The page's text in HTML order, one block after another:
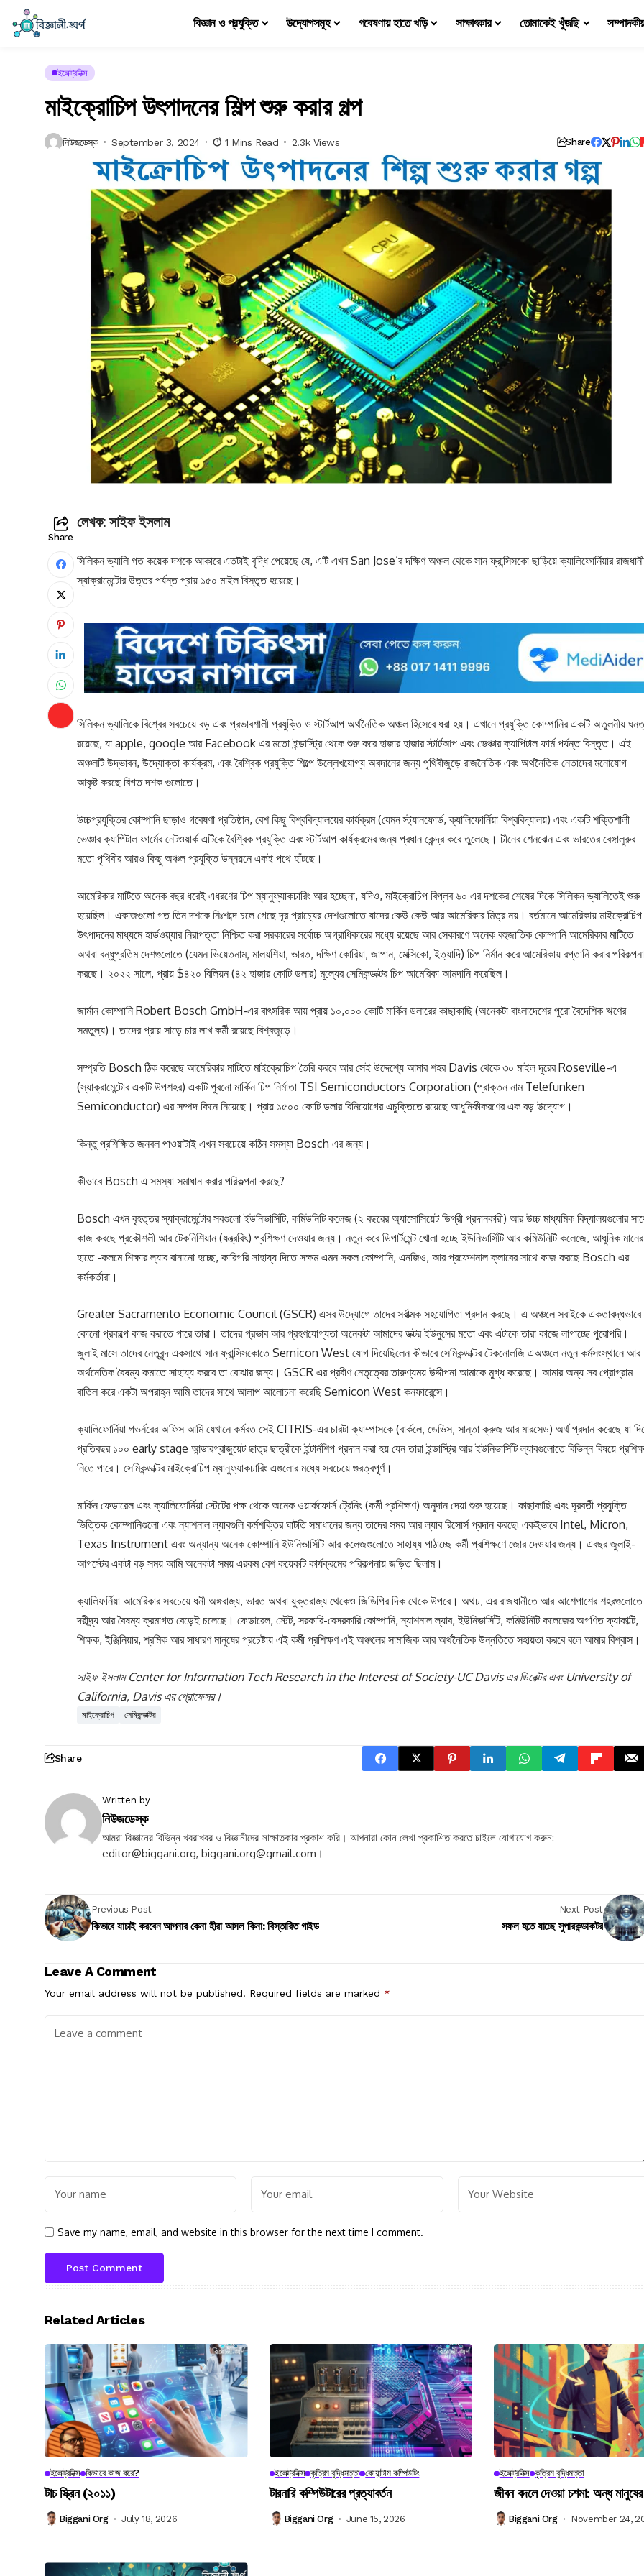
বিজ্ঞান ও প্রযুক্তি উদ্যোগসমূহ গবেষণায় হাতে খড়ি সাক্ষাৎকার তোমাকেই খুঁজছি
ইলেক্ট্রনিক্স
মাইক্রোচিপ উৎপাদনের শিল্প শুরু করার গল্প
নিউজডেস্ক September 3, 2024 1 Mins Read 2.3k Views Share
Share
লেখক: সাইফ ইসলাম
সিলিকন ভ্যালি গত কয়েক দশকে আকারে এতটাই বৃদ্ধি পেয়েছে যে, এটি এখন San Jose’র দক্ষিণ অঞ্চল থেকে সান ফ্রান্সিসকো ছাড়িয়ে ক্যালিফোর্নিয়ার রাজধানী
স্যাক্রামেন্টোর উত্তর পর্যন্ত প্রায় ১৫০ মাইল বিস্তৃত হয়েছে।
সিলিকন ভ্যালিকে বিশ্বের সবচেয়ে বড় এবং প্রভাবশালী প্রযুক্তি ও স্টার্টআপ অর্থনৈতিক অঞ্চল হিসেবে ধরা হয়। এখানে প্রযুক্তি কোম্পানির একটি অতুলনীয়
রয়েছে, যা apple, google আর Facebook এর মতো ইন্ডাস্ট্রি থেকে শুরু করে হাজার হাজার স্টার্টআপ এবং ভেঞ্চার ক্যাপিটাল ফার্ম পর্যন্ত বিস্তৃত। এই
অঞ্চলটি উদ্ভাবন, উদ্যোক্তা কার্যক্রম, এবং বৈশ্বিক প্রযুক্তি শিল্পে উল্লেখযোগ্য অবদানের জন্য পৃথিবীজুড়ে রাজনৈতিক এবং অর্থনৈতিক নেতাদের মনোযোগ
আকৃষ্ট করছে বিগত দশক গুলোতে।
উচ্চপ্রযুক্তির কোম্পানি ছাড়াও গবেষণা প্রতিষ্ঠান, বেশ কিছু বিশ্ববিদ্যালয়ের কার্যক্রম (যেমন স্ট্যানফোর্ড, ক্যালিফোর্নিয়া বিশ্ববিদ্যালয়) এবং একটি শক্তিশালী
ভেঞ্চার ক্যাপিটাল ফার্মের নেটওয়ার্ক এটিকে বৈশ্বিক প্রযুক্তি এবং স্টার্টআপ কার্যক্রমের জন্য প্রধান কেন্দ্র করে তুলেছে। চীনের শেনঝেন এবং ভারতের বেঙ্গালুরুর
মতো পৃথিবীর আরও কিছু অঞ্চল প্রযুক্তি উন্নয়নে একই পথে হাঁটছে।
আমেরিকার মাটিতে অনেক বছর ধরেই এধরণের চিপ ম্যানুফ্যাকচারিং আর হচ্ছেনা, যদিও, মাইক্রোচিপ বিপ্লব ৬০ এর দশকের শেষের দিকে সিলিকন ভ্যালিতেই শুরু
হয়েছিল। একাজগুলো গত তিন দশকে নিঃশব্দে চলে গেছে দূর প্রাচ্যের দেশগুলোতে যাদের কেউ কেউ আর আমেরিকার মিত্র নয়। বর্তমানে আমেরিকায় মাইক্রোচিপ
উৎপাদনের মাধ্যমে হার্ডওয়্যার নিরাপত্তা নিশ্চিত করা সরকারের সর্বোচ্চ অগ্রাধিকারের মধ্যে রয়েছে আর সেকারণে অনেক বহুজাতিক কোম্পানি আমেরিকার মাটিতে
অথবা বন্ধুপ্রতিম দেশগুলোতে (যেমন ভিয়েতনাম, মালয়শিয়া, ভারত, দক্ষিণ কোরিয়া, জাপান, মেক্সিকো, ইত্যাদি) চিপ নির্মান করে আমেরিকায় রপ্তানি করার পরিকল্পনা
করছে। ২০২২ সালে, প্রায় $৪২০ বিলিয়ন (৪২ হাজার কোটি ডলার) মূল্যের সেমিকন্ডাক্টর চিপ আমেরিকা আমদানি করেছিল।
জার্মান কোম্পানি Robert Bosch GmbH-এর বাৎসরিক আয় প্রায় ১০,০০০ কোটি মার্কিন ডলারের কাছাকাছি (অনেকটা বাংলাদেশের পুরো বৈদেশিক ঋণের
সমতুল্য)। তাদের প্রায় সাড়ে চার লাখ কর্মী রয়েছে বিশ্বজুড়ে।
সম্প্রতি Bosch ঠিক করেছে আমেরিকার মাটিতে মাইক্রোচিপ তৈরি করবে আর সেই উদ্দেশ্যে আমার শহর Davis থেকে ৩০ মাইল দূরের Roseville-এ
(স্যাক্রামেন্টোর একটি উপশহর) একটি পুরনো মার্কিন চিপ নির্মাতা TSI Semiconductors Corporation (প্রাক্তন নাম Telefunken
Semiconductor) এর সম্পদ কিনে নিয়েছে। প্রায় ১৫০০ কোটি ডলার বিনিয়োগের এচুক্তিতে রয়েছে আধুনিকীকরণের এক বড় উদ্যোগ।
কিন্তু প্রশিক্ষিত জনবল পাওয়াটাই এখন সবচেয়ে কঠিন সমস্যা Bosch এর জন্য।
কীভাবে Bosch এ সমস্যা সমাধান করার পরিকল্পনা করছে?
Bosch এখন বৃহত্তর স্যাক্রামেন্টোর সবগুলো ইউনিভার্সিটি, কমিউনিটি কলেজ (২ বছরের অ্যাসোসিয়েট ডিগ্রী প্রদানকারী) আর উচ্চ মাধ্যমিক বিদ্যালয়গুলোর
কাজ করছে প্রকৌশলী আর টেকনিশিয়ান (যন্ত্রবিৎ) প্রশিক্ষণ দেওয়ার জন্য। নতুন করে ডিপার্টমেন্ট খোলা হচ্ছে ইউনিভার্সিটি আর কমিউনিটি কলেজে, আধুনিক মানের
হাতে -কলমে শিক্ষার ল্যাব বানানো হচ্ছে, কারিগরি সাহায্য দিতে সক্ষম এমন সকল কোম্পানি, এনজিও, আর প্রফেশনাল ক্লাবের সাথে কাজ করছে Bosch এর
কর্মকর্তারা।
Greater Sacramento Economic Council (GSCR) এসব উদ্যোগে তাদের সর্বাত্মক সহযোগিতা প্রদান করছে। এ অঞ্চলে সবাইকে একতাবদ্ধভাবে
কোনো প্রকল্পে কাজ করাতে পারে তারা। তাদের প্রভাব আর গ্রহণযোগ্যতা অনেকটা আমাদের ডক্টর ইউনুসের মতো এবং এটাকে তারা কাজে লাগাচ্ছে পুরোপরি।
জুলাই মাসে তাদের নেতৃবৃন্দ একসাথে সান ফ্রান্সিসকোতে Semicon West যোগ দিয়েছিলেন কীভাবে সেমিকন্ডাক্টর টেকনোলজি এঅঞ্চলে নতুন কর্মসংস্থানে আর
অর্থনৈতিক বৈষম্য কমাতে সাহায্য করবে তা বোঝার জন্য। GSCR এর প্রবীণ নেতৃত্বের তারুণ্যময় উদ্দীপনা আমাকে মুগ্ধ করেছে। আমার অন্য সব প্রোগ্রাম
বাতিল করে একটা অপরাহ্ন আমি তাদের সাথে আলাপ আলোচনা করেছি Semicon West কনফারেন্সে।
ক্যালিফোর্নিয়া গভর্নরের অফিস আমি যেখানে কর্মরত সেই CITRIS-এর চারটা ক্যাম্পাসকে (বার্কলে, ডেভিস, সান্তা ক্রুজ আর মারসেড) অর্থ প্রদান করেছে যা
প্রতিবছর ১০০ early stage আন্ডারগ্রাজুয়েট ছাত্র ছাত্রীকে ইন্টার্নশিপ প্রদান করা হয় যেন তারা ইন্ডাস্ট্রি আর ইউনিভার্সিটি ল্যাবগুলোতে বিভিন্ন বিষয়ে
নিতে পারে। সেমিকন্ডাক্টর মাইক্রোচিপ ম্যানুফ্যাকচারিং এগুলোর মধ্যে সবচেয়ে গুরত্বপূর্ণ।
মার্কিন ফেডারেল এবং ক্যালিফোর্নিয়া স্টেটের পক্ষ থেকে অনেক ওয়ার্কফোর্স ট্রেনিং (কর্মী প্রশিক্ষণ) অনুদান দেয়া শুরু হয়েছে। কাছাকাছি এবং দূরবর্তী প্রযুক্তি
ভিত্তিক কোম্পানিগুলো এবং ন্যাশনাল ল্যাবগুলি কর্মশক্তির ঘাটতি সমাধানের জন্য তাদের সময় আর ল্যাব রিসোর্স প্রদান করছে৷ একইভাবে Intel, Micron,
Texas Instrument এবং অন্যান্য অনেক কোম্পানি ইউনিভার্সিটি আর কলেজগুলোতে সাহায্য পাঠাচ্ছে কর্মী প্রশিক্ষণে জোর দেওয়ার জন্য। এবছর জুলাই-
আগস্টের একটা বড় সময় আমি অনেকটা সময় এরকম বেশ কয়েকটি কার্যক্রমের পরিকল্পনায় জড়িত ছিলাম।
ক্যালিফর্নিয়া আমেরিকার সবচেয়ে ধনী অঙ্গরাজ্য, ভারত অথবা যুক্তরাজ্য থেকেও জিডিপির দিক থেকে উপরে। অথচ, এর রাজধানীতে আর আশেপাশের শহরগুলোতে
দরীদ্র্য আর বৈষম্য ক্রমাগত বেড়েই চলেছে। ফেডারেল, স্টেট, সরকারি-বেসরকারি কোম্পানি, ন্যাশনাল ল্যাব, ইউনিভার্সিটি, কমিউনিটি কলেজের অগণিত ফ্যাকাল্টি,
শিক্ষক, ইঞ্জিনিয়ার, শ্রমিক আর সাধারণ মানুষের প্রচেষ্টায় এই কর্মী প্রশিক্ষণ এই অঞ্চলের সামাজিক আর অর্থনৈতিক উন্নতিতে সহায়তা করবে বলে আমার বিশ্বাস।
সাইফ ইসলাম Center for Information Tech Research in the Interest of Society-UC Davis এর ডিরেক্টর এবং University of
California, Davis এর প্রোফেসর।
মাইক্রোচিপ সেমিকন্ডাক্টর
Share
Written by
নিউজডেস্ক
আমরা বিজ্ঞানের বিভিন্ন খবরাখবর ও বিজ্ঞানীদের সাক্ষাতকার প্রকাশ করি। আপনারা কোন লেখা প্রকাশিত করতে চাইলে যোগাযোগ করুন:
editor@biggani.org, biggani.org@gmail.com ।
Previous Post
কিভাবে যাচাই করবেন আপনার কেনা হীরা আসল কিনা: বিস্তারিত গাইড
Next Post
সফল হতে যাচ্ছে সুপারকন্ডাকটর
Leave A Comment
Your email address will not be published. Required fields are marked *
Save my name, email, and website in this browser for the next time I comment.
Related Articles
ইলেক্ট্রনিক্স কিভাবে কাজ করে?
টাচ স্ক্রিন (২০১১)
Biggani Org July 18, 2026
ইলেক্ট্রনিক্স কৃত্রিম বুদ্ধিমত্তা কোয়ান্টাম কম্পিউটিং
টারনারি কম্পিউটারের প্রত্যাবর্তন
Biggani Org June 15, 2026
ইলেক্ট্রনিক্স কৃত্রিম বুদ্ধিমত্তা
জীবন বদলে দেওয়া চশমা: অন্ধ
Biggani Org November 24,